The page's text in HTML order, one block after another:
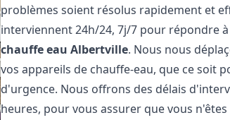
problèmes soient résolus rapidement et
interviennent 24h/24, 7j/7 pour répondre
chauffe eau Albertville. Nous nous
vos appareils de chauffe-eau, que ce soit
d'urgence. Nous offrons des délais
heures, pour vous assurer que vous